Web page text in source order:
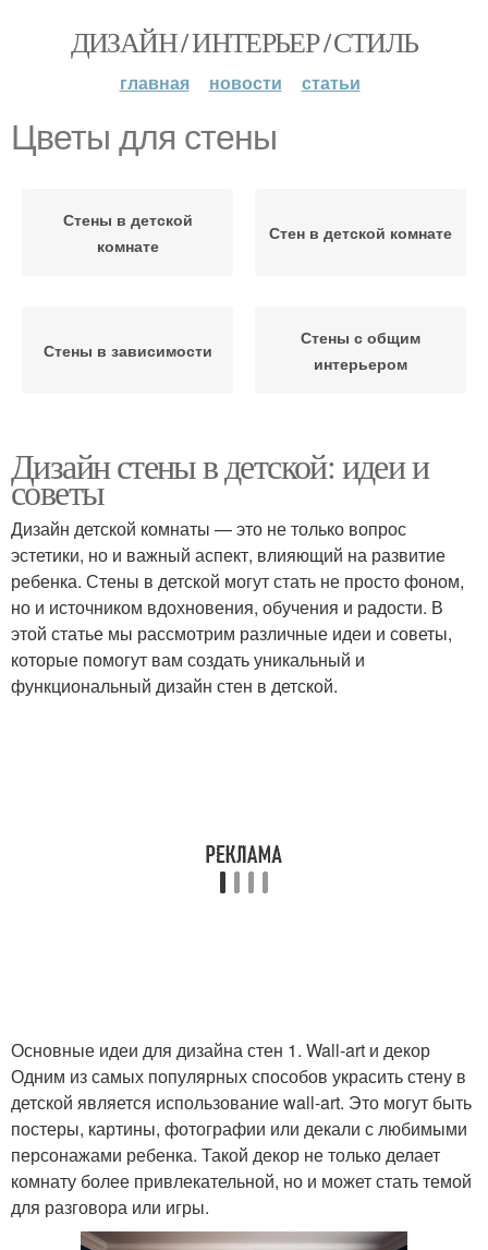
ДИЗАЙН / ИНТЕРЬЕР / СТИЛЬ
главная новости статьи
Цветы для стены
Стены в детской
комнате
Стен в детской комнате
Стены в зависимости
Стены с общим
интерьером
Дизайн стены в детской: идеи и
советы
Дизайн детской комнаты — это не только вопрос
эстетики, но и важный аспект, влияющий на развитие
ребенка. Стены в детской могут стать не просто фоном,
но и источником вдохновения, обучения и радости. В
этой статье мы рассмотрим различные идеи и советы,
которые помогут вам создать уникальный и
функциональный дизайн стен в детской.
Основные идеи для дизайна стен 1. Wall-art и декор
Одним из самых популярных способов украсить стену в
детской является использование wall-art. Это могут быть
постеры, картины, фотографии или декали с любимыми
персонажами ребенка. Такой декор не только делает
комнату более привлекательной, но и может стать темой
для разговора или игры.